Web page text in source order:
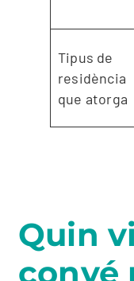
Tipus de
residència
que atorga
Quin
convé